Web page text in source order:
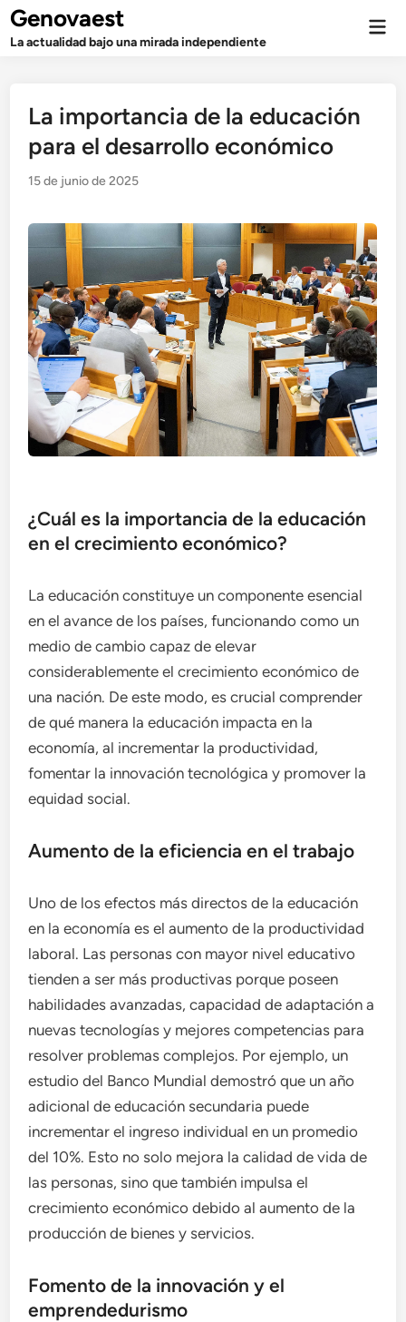
Saltar
contenido
Genovaest
La actualidad bajo una mirada independiente
La importancia de la educación
para el desarrollo económico
15 de junio de 2025
¿Cuál es la importancia de la educación
en el crecimiento económico?
La educación constituye un componente esencial
en el avance de los países, funcionando como un
medio de cambio capaz de elevar
considerablemente el crecimiento económico de
una nación. De este modo, es crucial comprender
de qué manera la educación impacta en la
economía, al incrementar la productividad,
fomentar la innovación tecnológica y promover la
equidad social.
Aumento de la eficiencia en el trabajo
Uno de los efectos más directos de la educación
en la economía es el aumento de la productividad
laboral. Las personas con mayor nivel educativo
tienden a ser más productivas porque poseen
habilidades avanzadas, capacidad de adaptación a
nuevas tecnologías y mejores competencias para
resolver problemas complejos. Por ejemplo, un
estudio del Banco Mundial demostró que un año
adicional de educación secundaria puede
incrementar el ingreso individual en un promedio
del 10%. Esto no solo mejora la calidad de vida de
las personas, sino que también impulsa el
crecimiento económico debido al aumento de la
producción de bienes y servicios.
Fomento de la innovación y el
emprendedurismo